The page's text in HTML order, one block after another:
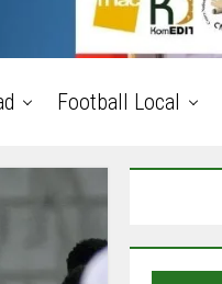
Football Local